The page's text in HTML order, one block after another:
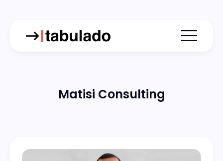
Menu
Matisi Consulting